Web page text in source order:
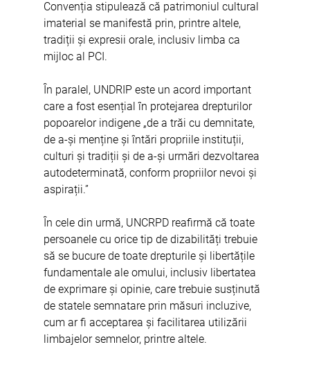
Convenția stipulează că patrimoniul cultural
imaterial se manifestă prin, printre altele,
tradiții și expresii orale, inclusiv limba ca
mijloc al PCI.
În paralel, UNDRIP este un acord important
care a fost esențial în protejarea drepturilor
popoarelor indigene „de a trăi cu demnitate,
de a-și menține și întări propriile instituții,
culturi și tradiții și de a-și urmări dezvoltarea
autodeterminată, conform propriilor nevoi și
aspirații.”
În cele din urmă, UNCRPD reafirmă că toate
persoanele cu orice tip de dizabilități trebuie
să se bucure de toate drepturile și libertățile
fundamentale ale omului, inclusiv libertatea
de exprimare și opinie, care trebuie susținută
de statele semnatare prin măsuri incluzive,
cum ar fi acceptarea și facilitarea utilizării
limbajelor semnelor, printre altele.